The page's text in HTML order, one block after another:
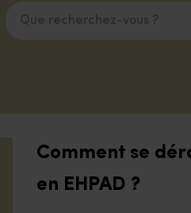
Comment se
en EHPAD ?